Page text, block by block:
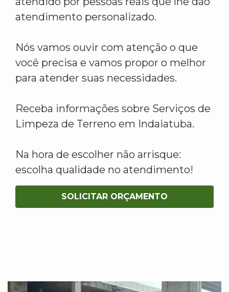
atendimento personalizado.
Nós vamos ouvir com atenção o que
você precisa e vamos propor o melhor
para atender suas necessidades.
Receba informações sobre Serviços de
Limpeza de Terreno em Indaiatuba.
Na hora de escolher não arrisque:
escolha qualidade no atendimento!
SOLICITAR ORÇAMENTO